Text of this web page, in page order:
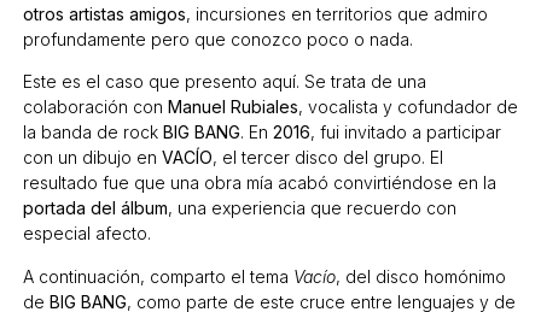
otros artistas amigos, incursiones en territorios que admiro
profundamente pero que conozco poco o nada.
Este es el caso que presento aquí. Se trata de una
colaboración con Manuel Rubiales, vocalista y cofundador de
la banda de rock BIG BANG. En 2016, fui invitado a participar
con un dibujo en VACÍO, el tercer disco del grupo. El
resultado fue que una obra mía acabó convirtiéndose en la
portada del álbum, una experiencia que recuerdo con
especial afecto.
A continuación, comparto el tema Vacío, del disco homónimo
de BIG BANG, como parte de este cruce entre lenguajes y de